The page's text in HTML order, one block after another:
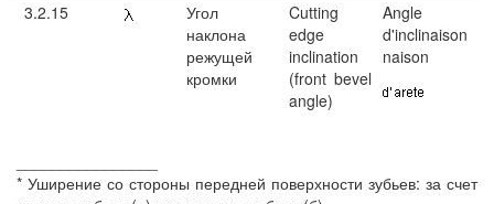
3.2.15
Угол
наклона
режущей
кромки
Cutting
edge
inclination
(front bevel
angle)
Angle
d'inclinaison
naison
* Уширение со стороны передней поверхности зубьев: за счет